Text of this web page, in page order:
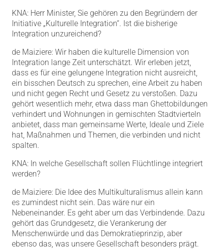
KNA: Herr Minister, Sie gehören zu den Begründern der
Initiative „Kulturelle Integration“. Ist die bisherige
Integration unzureichend?
de Maiziere: Wir haben die kulturelle Dimension von
Integration lange Zeit unterschätzt. Wir erleben jetzt,
dass es für eine gelungene Integration nicht ausreicht,
ein bisschen Deutsch zu sprechen, eine Arbeit zu haben
und nicht gegen Recht und Gesetz zu verstoßen. Dazu
gehört wesentlich mehr, etwa dass man Ghettobildungen
verhindert und Wohnungen in gemischten Stadtvierteln
anbietet, dass man gemeinsame Werte, Ideale und Ziele
hat, Maßnahmen und Themen, die verbinden und nicht
spalten.
KNA: In welche Gesellschaft sollen Flüchtlinge integriert
werden?
de Maiziere: Die Idee des Multikulturalismus allein kann
es zumindest nicht sein. Das wäre nur ein
Nebeneinander. Es geht aber um das Verbindende. Dazu
gehört das Grundgesetz, die Verankerung der
Menschenwürde und das Demokratieprinzip, aber
ebenso das, was unsere Gesellschaft besonders prägt.